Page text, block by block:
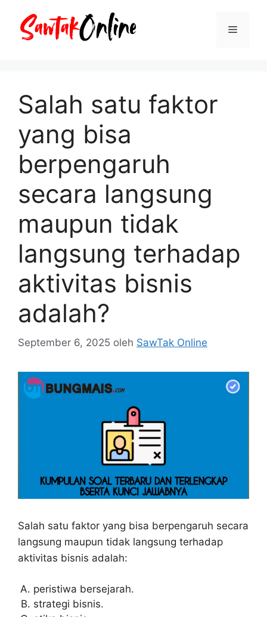
Menu
Salah satu faktor
yang bisa
berpengaruh
secara langsung
maupun tidak
langsung terhadap
aktivitas bisnis
adalah?
September 6, 2025 oleh SawTak Online
Salah satu faktor yang bisa berpengaruh secara
langsung maupun tidak langsung terhadap
aktivitas bisnis adalah:
peristiwa bersejarah.
strategi bisnis.